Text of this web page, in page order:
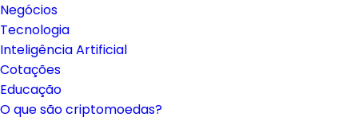
Negócios
Tecnologia
Inteligência Artificial
Cotações
Educação
O que são criptomoedas?